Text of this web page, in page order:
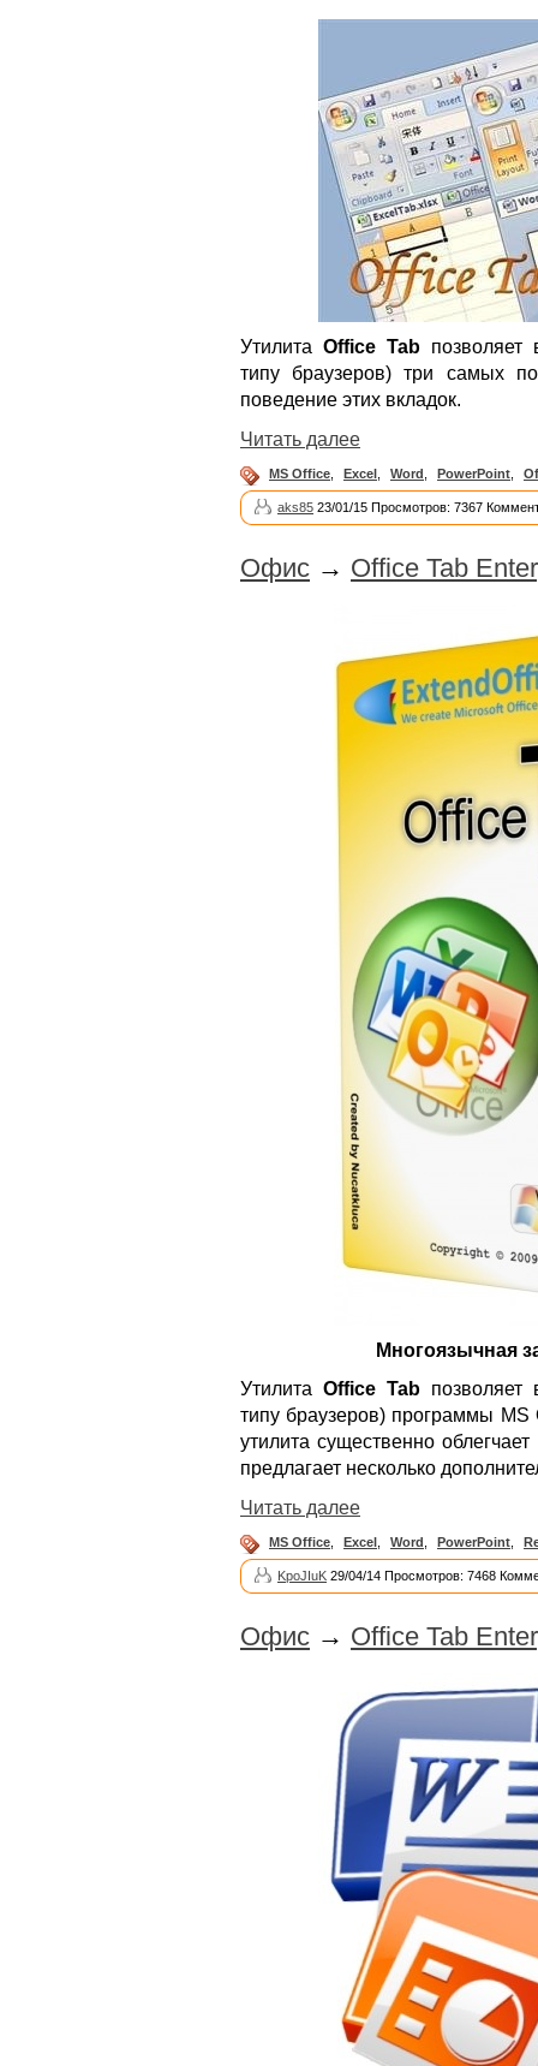
Утилита Office Tab позволяет
типу браузеров) три самых
поведение этих вкладок.
Читать далее
MS Office, Excel , Word , PowerPoint,
aks85 23/01/15 Просмотров: 7367
Офис → Office Tab
Многоязычная
Утилита Office Tab позволяет
типу браузеров) программы MS
утилита существенно
предлагает несколько
Читать далее
MS Office Excel Word PowerPoint
KpoJIuK 29/04/14 Просмотров: 7468
Офис → Office Tab